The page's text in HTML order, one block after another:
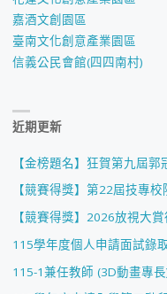
嘉酒文創園區
臺南文化創意產業園區
信義公民會館(四四南村)
近期更新
【金榜題名】狂賀第九屆
【競賽得獎】第22屆技專
【競賽得獎】2026放視大
115學年度個人申請面試錄
115-1兼任教師 (3D動畫專